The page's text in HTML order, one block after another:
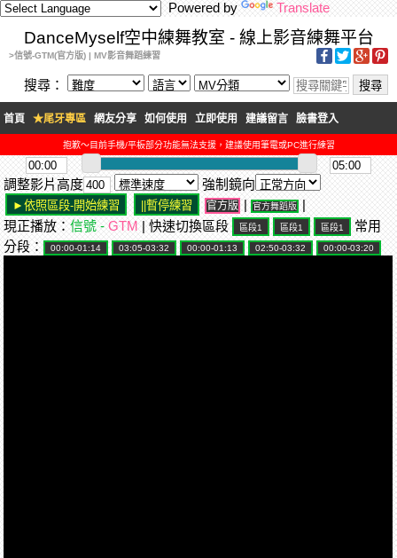
Powered by Translate
DanceMyself空中練舞教室 - 線上影音練舞平台
>信號-GTM(官方版) | MV影音舞蹈練習
搜尋：
首頁 ★尾牙專區 網友分享 如何使用 立即使用 建議留言 臉書登入
抱歉～目前手機/平板部分功能無法支援，建議使用筆電或PC進行練習
調整影片高度 強制鏡向
官方版 |官方舞蹈版
|
現正播放：信號 -GTM | 快速切換區段
常用
分段：